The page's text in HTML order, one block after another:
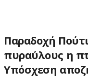
Παραδοχή
πυραύλους η
Υπόσχεση